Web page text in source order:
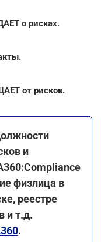
о рисках.
от рисков.
и
физлица в
реестре
и т.д.
.